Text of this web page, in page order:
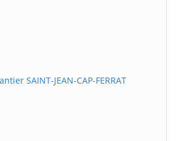
SAINT-JEAN-CAP-FERRAT